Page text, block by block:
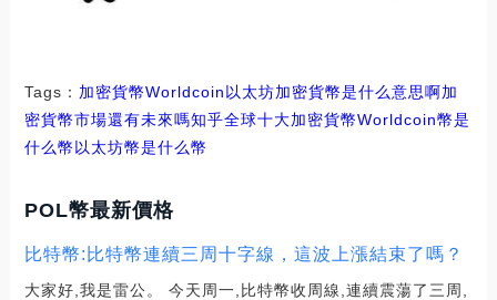
Tags： 加密貨幣Worldcoin 以太坊加密貨幣是什么意思啊加
密貨幣市場還有未來嗎知乎全球十大加密貨幣Worldcoin幣是
什么幣 以太坊幣是什么幣
POL幣最新價格
比特幣:比特幣連續三周十字線，這波上漲結束了嗎？
大家好,我是雷公。 今天周一,比特幣收周線,連續震蕩了三周,